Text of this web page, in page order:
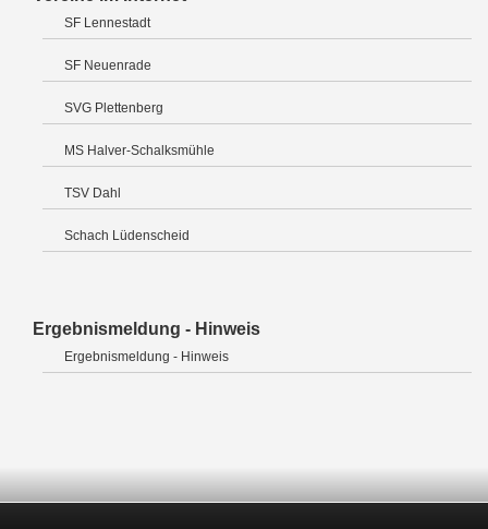
SF Lennestadt
SF Neuenrade
SVG Plettenberg
MS Halver-Schalksmühle
TSV Dahl
Schach Lüdenscheid
Ergebnismeldung - Hinweis
Ergebnismeldung - Hinweis